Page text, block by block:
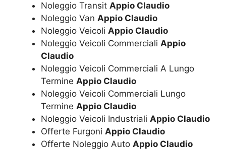
Noleggio Transit Appio Claudio
Noleggio Van Appio Claudio
Noleggio Veicoli Appio Claudio
Noleggio Veicoli Commerciali Appio
Claudio
Noleggio Veicoli Commerciali A Lungo
Termine Appio Claudio
Noleggio Veicoli Commerciali Lungo
Termine Appio Claudio
Noleggio Veicoli Industriali Appio Claudio
Offerte Furgoni Appio Claudio
Offerte Noleggio Auto Appio Claudio